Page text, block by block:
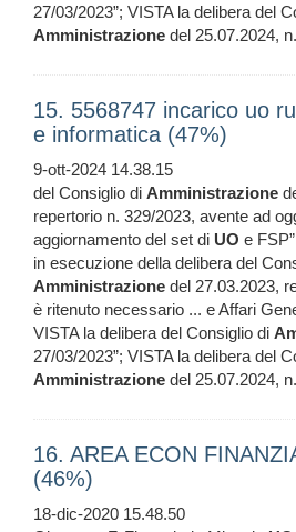
27/03/2023”; VISTA la delibera del
Amministrazione del 25.07.2024,
15. 5568747 incarico uo
e informatica (47%)
9-ott-2024 14.38.15
del Consiglio di Amministrazione
repertorio n. 329/2023, avente ad
aggiornamento del set di UO e
in esecuzione della delibera del
Amministrazione del 27.03.2023,
è ritenuto necessario ... e Affari
VISTA la delibera del Consiglio di
27/03/2023”; VISTA la delibera del
Amministrazione del 25.07.2024,
16. AREA ECON
(46%)
18-dic-2020 15.48.50